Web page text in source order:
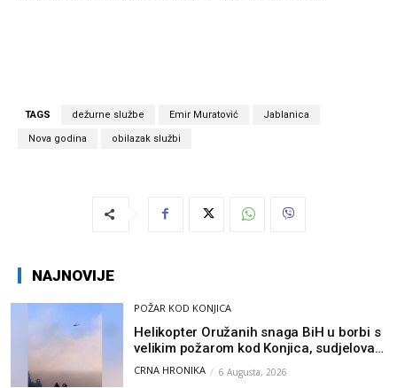
TAGS dežurne službe Emir Muratović Jablanica
Nova godina obilazak službi
NAJNOVIJE
POŽAR KOD KONJICA
Helikopter Oružanih snaga BiH u borbi s
velikim požarom kod Konjica, sudjelovao
i Air Tractor
CRNA HRONIKA 6 Augusta, 2026